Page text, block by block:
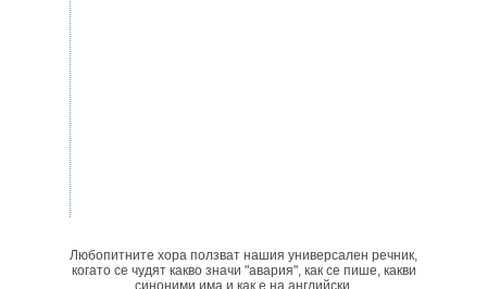
Любопитните хора ползват нашия универсален речник,
когато се чудят какво значи "авария", как се пише, какви